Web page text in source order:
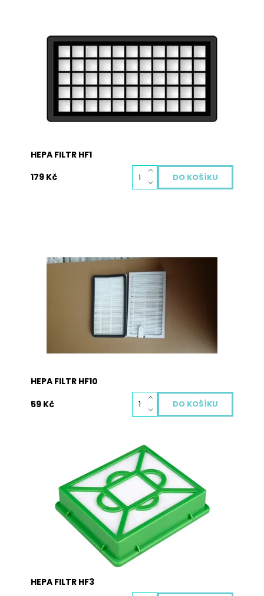
Hepa filtr je nedílnou součástí každého dobrého
vysavače. Zachycuje i ty nejjemnější prachové
částice a alergeny, které rozhodně do vašeho
domu nepatří. Hepa filtr je potřeba pravidelně
měnit, aby chránil vaše zdraví i životnost vašeho
vysavače. Vyměněný...
Dostupnost:
Skladem
2009
HEPA FILTR HF1
179 Kč
Hepa filtr je nedílnou součástí každého dobrého
vysavače. Zachycuje i ty nejjemnější prachové
částice a alergeny, které rozhodně do vašeho
domu nepatří. Hepa filtr je potřeba pravidelně
měnit, aby chránil vaše zdraví i životnost vašeho
vysavače. Vyměněný...
Skladem
2024
HEPA FILTR HF10
59 Kč
Hepa filtr je nedílnou součástí každého dobrého
vysavače. Zachycuje i ty nejjemnější prachové
částice a alergeny, které rozhodně do vašeho
domu nepatří. Hepa filtr je potřeba pravidelně
měnit, aby chránil vaše zdraví i životnost vašeho
vysavače. Vyměněný...
Dostupnost:
Skladem
2019
HEPA FILTR HF3